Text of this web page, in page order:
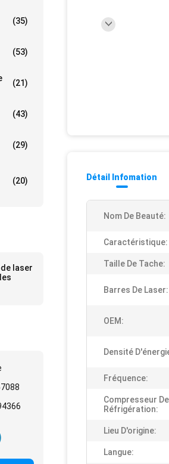
(35)
(53)
(21)
(43)
(29)
(20)
laser
Détail Infomation
Nom De Beauté:
Caractéristique:
Taille De Tache:
Barres De Laser:
OEM:
Densité
Fréquence:
Compresseur De
Réfrigération:
Lieu D'origine:
Langue: